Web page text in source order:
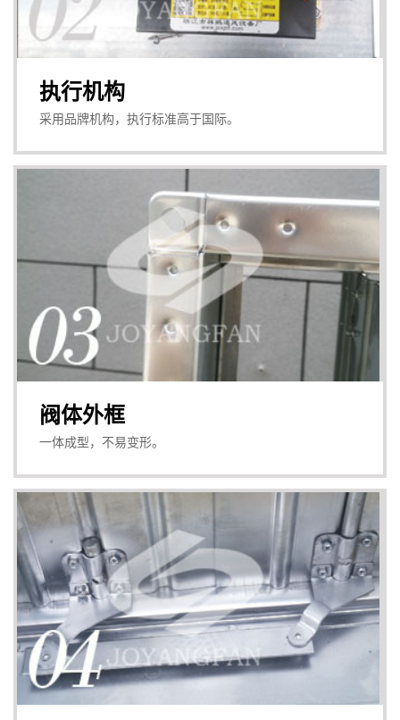
执行机构
采用品牌机构，执行标准高于国际。
阀体外框
一体成型，不易变形。